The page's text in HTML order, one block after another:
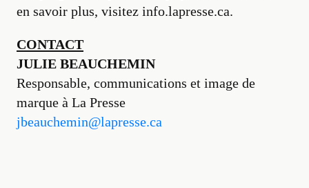
en savoir plus, visitez info.lapresse.ca.
CONTACT
JULIE BEAUCHEMIN
Responsable, communications et image de
marque à La Presse
jbeauchemin@lapresse.ca